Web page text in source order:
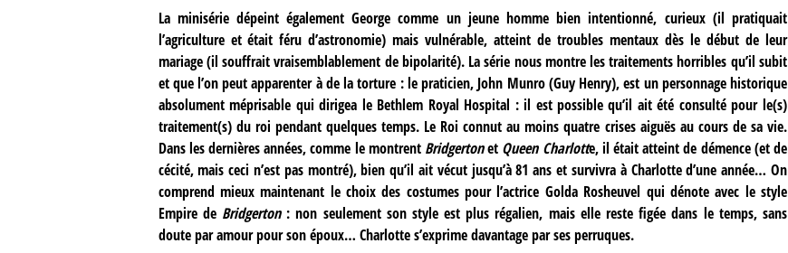
La minisérie dépeint également George comme un jeune homme bien intentionné, curieux (il pratiquait
l’agriculture et était féru d’astronomie) mais vulnérable, atteint de troubles mentaux dès le début de leur
mariage (il souffrait vraisemblablement de bipolarité). La série nous montre les traitements horribles qu’il subit
et que l’on peut apparenter à de la torture : le praticien, John Munro (Guy Henry), est un personnage historique
absolument méprisable qui dirigea le Bethlem Royal Hospital : il est possible qu’il ait été consulté pour le(s)
traitement(s) du roi pendant quelques temps. Le Roi connut au moins quatre crises aiguës au cours de sa vie.
Dans les dernières années, comme le montrent Bridgertonet Queen Charlotte, il était atteint de démence (et de
cécité, mais ceci n’est pas montré), bien qu’il ait vécut jusqu’à 81 ans et survivra à Charlotte d’une année… On
comprend mieux maintenant le choix des costumes pour l’actrice Golda Rosheuvel qui dénote avec le style
Empire de Bridgerton: non seulement son style est plus régalien, mais elle reste figée dans le temps, sans
doute par amour pour son époux… Charlotte s’exprime davantage par ses perruques.